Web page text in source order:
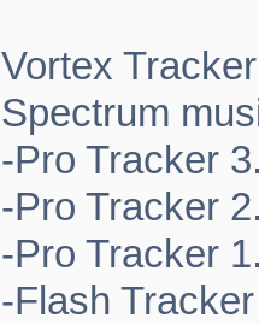
Vortex
Spectrum
-Pro Tracker
-Pro Tracker
-Pro Tracker
-Flash